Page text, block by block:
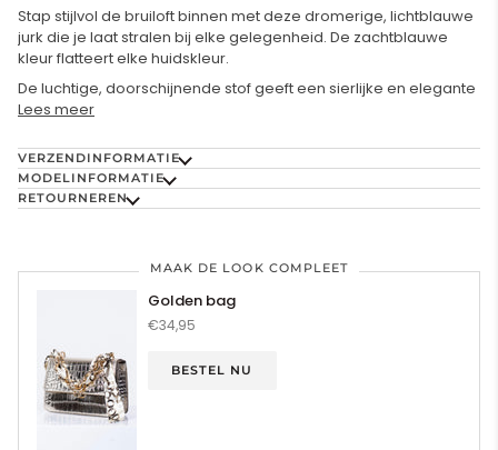
Stap stijlvol de bruiloft binnen met deze dromerige, lichtblauwe
jurk die je laat stralen bij elke gelegenheid. De zachtblauwe
kleur flatteert elke huidskleur.
De luchtige, doorschijnende stof geeft een sierlijke en elegante
Lees meer
VERZENDINFORMATIE
MODELINFORMATIE
RETOURNEREN
MAAK DE LOOK COMPLEET
Golden bag
€34,95
BESTEL NU